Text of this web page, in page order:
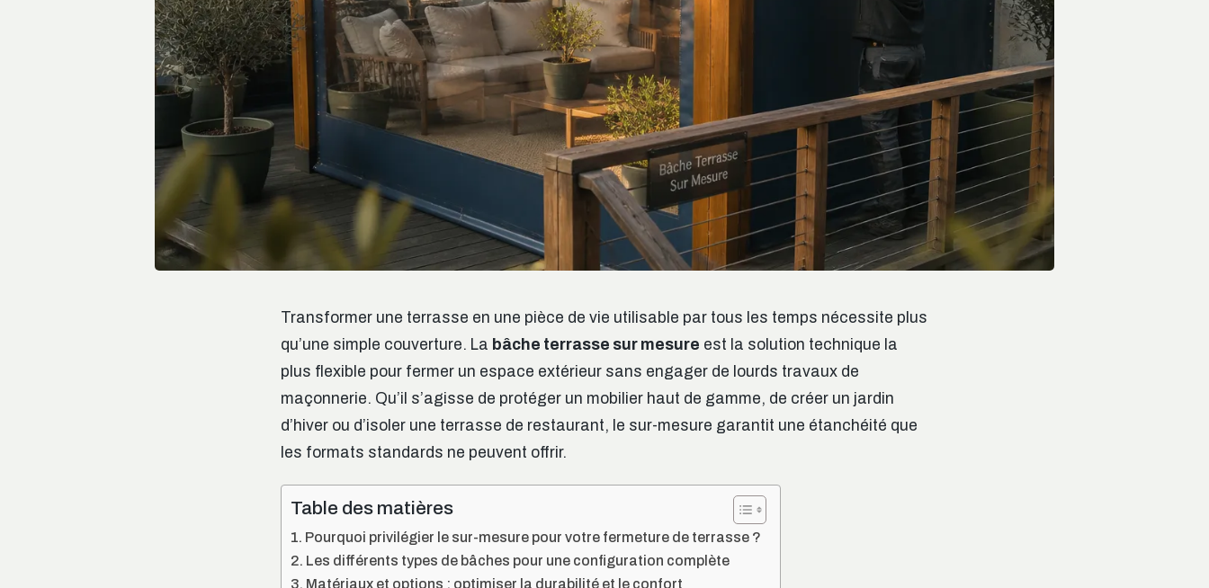
Transformer une terrasse en une pièce de vie utilisable par tous les temps nécessite plus
qu’une simple couverture. La bâche terrasse sur mesure est la solution technique la
plus flexible pour fermer un espace extérieur sans engager de lourds travaux de
maçonnerie. Qu’il s’agisse de protéger un mobilier haut de gamme, de créer un jardin
d’hiver ou d’isoler une terrasse de restaurant, le sur-mesure garantit une étanchéité que
les formats standards ne peuvent offrir.
Table des matières
Pourquoi privilégier le sur-mesure pour votre fermeture de terrasse ?
Les différents types de bâches pour une configuration complète
Matériaux et options : optimiser la durabilité et le confort